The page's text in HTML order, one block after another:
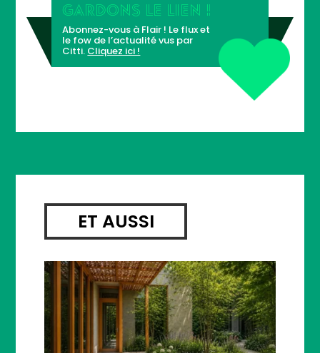
GARDONS LE LIEN !
Abonnez-vous à Flair ! Le flux et
le fow de l’actualité vus par
Citti. Cliquez ici !
ET AUSSI